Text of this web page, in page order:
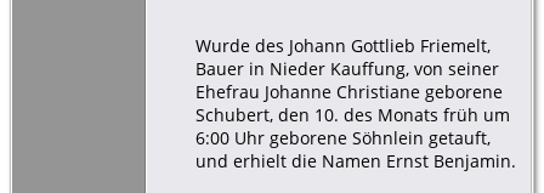
Wurde des Johann Gottlieb Friemelt,
Bauer in Nieder Kauffung, von seiner
Ehefrau Johanne Christiane geborene
Schubert, den 10. des Monats früh um
6:00 Uhr geborene Söhnlein getauft,
und erhielt die Namen Ernst Benjamin.